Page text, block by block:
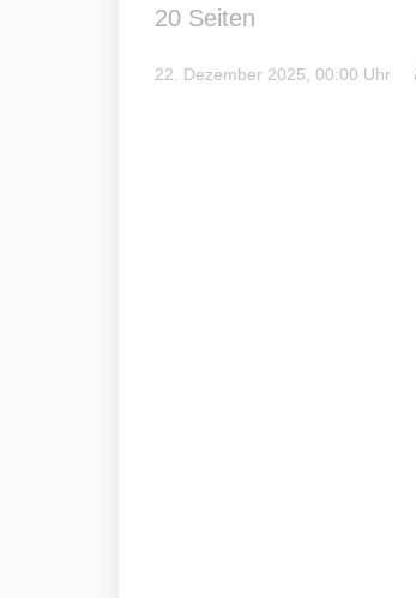
20 Seiten
22. Dezember 2025, 00:00 Uhr